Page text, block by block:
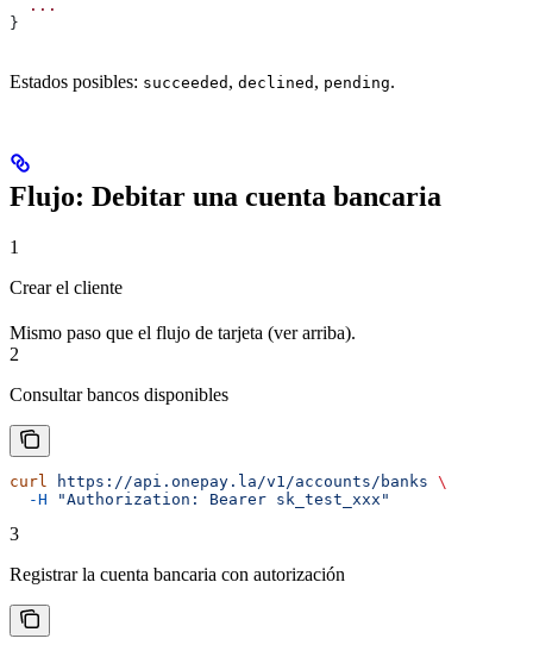
  ...
}
Estados posibles: succeeded , declined , pending.
Flujo: Debitar una cuenta bancaria
1
Crear el cliente
Mismo paso que el flujo de tarjeta (ver arriba).
2
Consultar bancos disponibles
curl https://api.onepay.la/v1/accounts/banks \
  -H
"Authorization: Bearer sk_test_xxx"
3
Registrar la cuenta bancaria con autorización